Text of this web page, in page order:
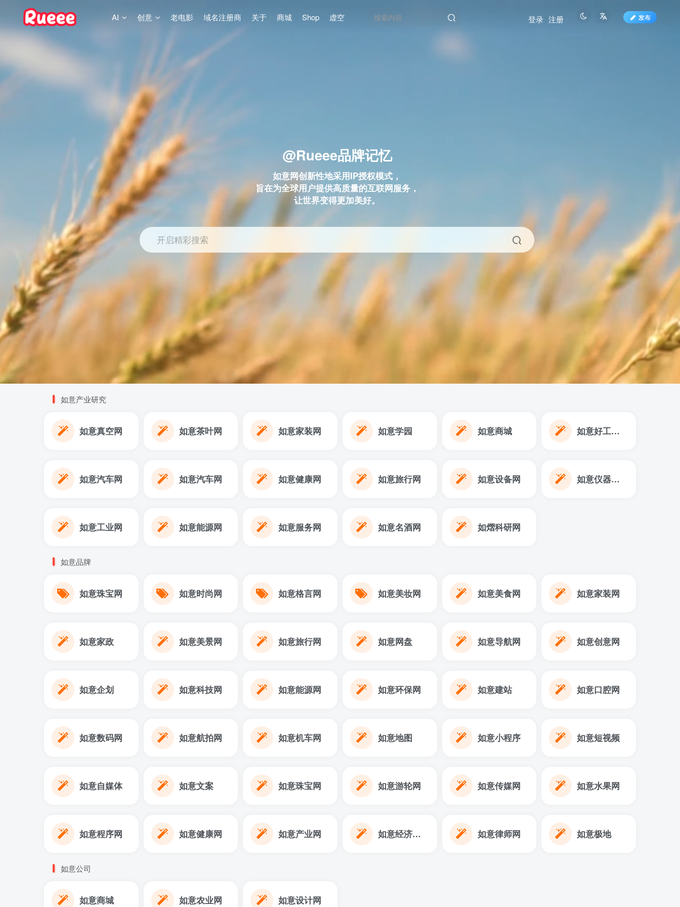
AI 创意 老电影 域名注册商 关于 商城 Shop 虚空 发布
登录 注册
@Rueee品牌记忆
如意网创新性地采用IP授权模式，
旨在为全球用户提供高质量的互联网服务，
让世界变得更加美好。
开启精彩搜索
如意产业研究
如意真空网 如意茶叶网 如意家装网 如意学园 如意商城 如意好工作网
如意汽车网 如意汽车网 如意健康网 如意旅行网 如意设备网 如意仪器设备网
如意工业网 如意能源网 如意服务网 如意名酒网 如熠科研网
如意品牌
如意珠宝网 如意时尚网 如意格言网 如意美妆网 如意美食网 如意家装网
如意家政 如意美景网 如意旅行网 如意网盘 如意导航网 如意创意网
如意企划 如意科技网 如意能源网 如意环保网 如意建站 如意口腔网
如意数码网 如意航拍网 如意机车网 如意地图 如意小程序 如意短视频
如意自媒体 如意文案 如意珠宝网 如意游轮网 如意传媒网 如意水果网
如意程序网 如意健康网 如意产业网 如意经济周期 如意律师网 如意极地
如意公司
如意商城 如意农业网 如意设计网